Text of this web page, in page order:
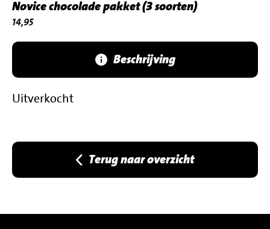
Novice chocolade pakket (3 soorten)
€
14,95
Beschrijving
Uitverkocht
Terug naar overzicht